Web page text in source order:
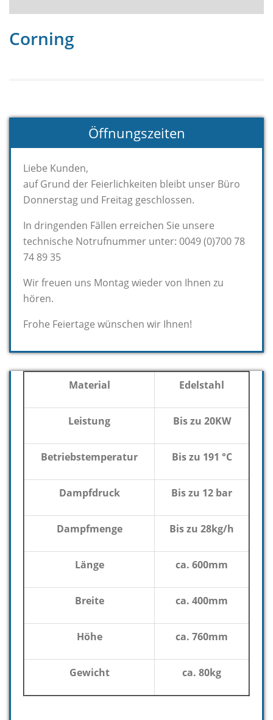
Corning
Öffnungszeiten
Liebe Kunden,
auf Grund der Feierlichkeiten bleibt unser Büro
Donnerstag und Freitag geschlossen.
In dringenden Fällen erreichen Sie unsere
technische Notrufnummer unter: 0049 (0)700 78
74 89 35
Wir freuen uns Montag wieder von Ihnen zu
hören.
Frohe Feiertage wünschen wir Ihnen!
Material Edelstahl
Leistung Bis zu 20KW
Betriebstemperatur Bis zu 191 °C
Dampfdruck Bis zu 12 bar
Dampfmenge Bis zu 28kg/h
Länge ca. 600mm
Breite ca. 400mm
Höhe ca. 760mm
Gewicht ca. 80kg